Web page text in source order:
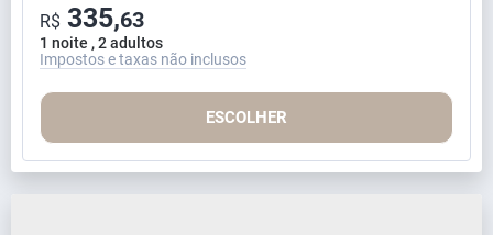
1 noite , 2 adultos
R$ 335,63
Impostos e taxas não inclusos
ESCOLHER